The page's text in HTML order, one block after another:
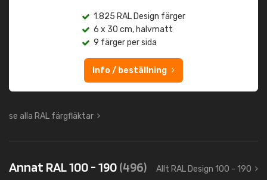
1.825 RAL Design färger
6 x 30 cm, halvmatt
9 färger per sida
Info / beställning
se alla RAL färgfläktar
Annat RAL 100 - 190(496) Allt RAL Design 100 - 190